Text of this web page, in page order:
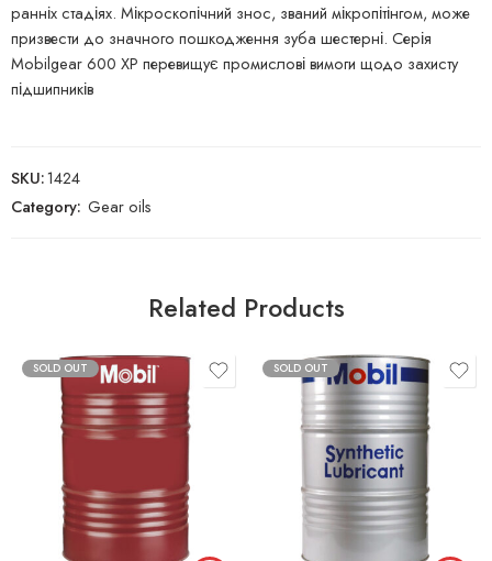
ранніх стадіях. Мікроскопічний знос, званий мікропітінгом, може
призвести до значного пошкодження зуба шестерні. Серія
Mobilgear 600 XP перевищує промислові вимоги щодо захисту
підшипників
SKU:1424
Category: Gear oils
Related Products
SOLD OUT SOLD OUT